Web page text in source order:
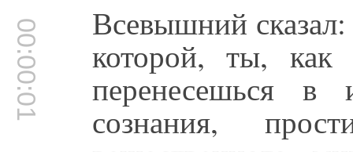
00:00:01 Всевышний
которой, ты,
перенесешься в
сознания,